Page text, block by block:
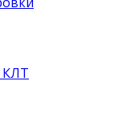
КЛТ